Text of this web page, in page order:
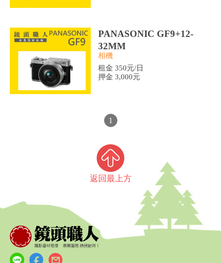
PANASONIC GF9+12-
32MM
相機
租金 350元/日
押金 3,000元
1
返回最上方